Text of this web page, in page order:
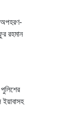
রহমান